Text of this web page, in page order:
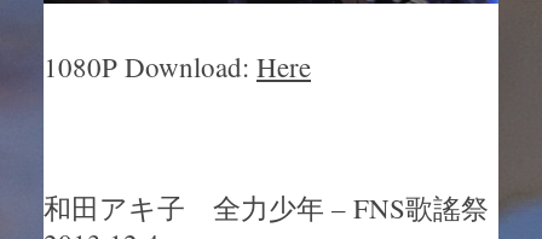
1080P Download: Here
和田アキ子 全力少年 – FNS歌謠祭